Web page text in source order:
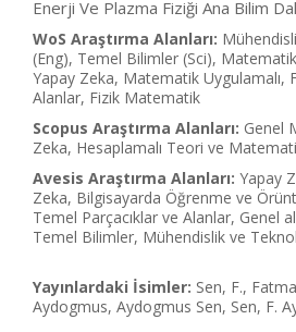
Enerji Ve Plazma Fiziği Ana Bilim
WoS Araştırma Alanları:
(Eng), Temel Bilimler (Sci),
Yapay Zeka, Matematik Uygulamalı,
Alanlar, Fizik Matematik
Scopus Araştırma Alanları: Genel
Zeka, Hesaplamalı Teori ve
Avesis Araştırma Alanları: Yapay
Zeka, Bilgisayarda Öğrenme ve
Temel Parçacıklar ve Alanlar, Genel
Temel Bilimler, Mühendislik ve
Yayınlardaki İsimler: Sen, F.,
Aydogmus, Aydogmus Sen, Sen, F.